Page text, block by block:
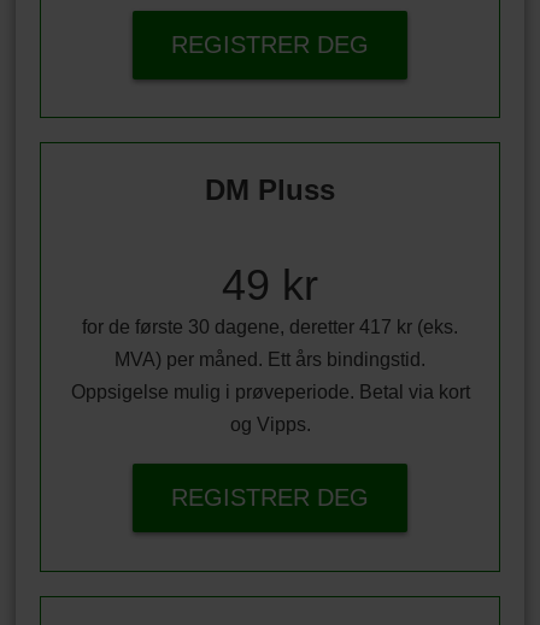
REGISTRER DEG
DM Pluss
49 kr
for de første 30 dagene, deretter 417 kr (eks.
MVA) per måned. Ett års bindingstid.
Oppsigelse mulig i prøveperiode. Betal via kort
og Vipps.
REGISTRER DEG